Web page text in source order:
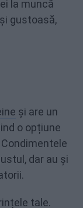
la muncă
gustoasă,
și are un
o opțiune
dar au și
tale.